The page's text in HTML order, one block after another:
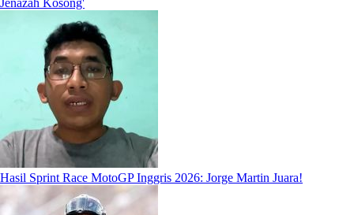
Jenazah Kosong'
Hasil Sprint Race MotoGP Inggris 2026: Jorge Martin Juara!